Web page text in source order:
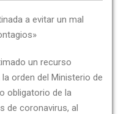
a evitar un mal
un recurso
orden del Ministerio de
obligatorio de la
de coronavirus, al